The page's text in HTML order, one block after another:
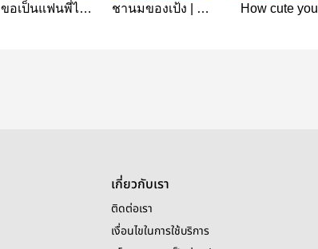
ขอเป็นแฟนพี่ได้
ชานมของเป้ง | ริว
How cute you
เกี่ยวกับเรา
ติดต่อเรา
เงื่อนไขในการใช้บริการ